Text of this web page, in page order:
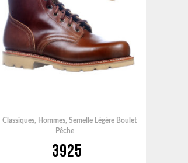
Classiques, Hommes, Semelle Légère Boulet
Pêche
3925